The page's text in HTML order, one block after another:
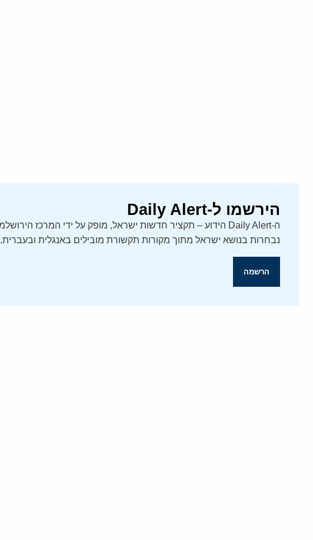
הירשמו ל-Daily Alert
נבחרות בנושא ישראל מתוך מקורות תקשורת מובילים באנגלית ובעברית.
הרשמה